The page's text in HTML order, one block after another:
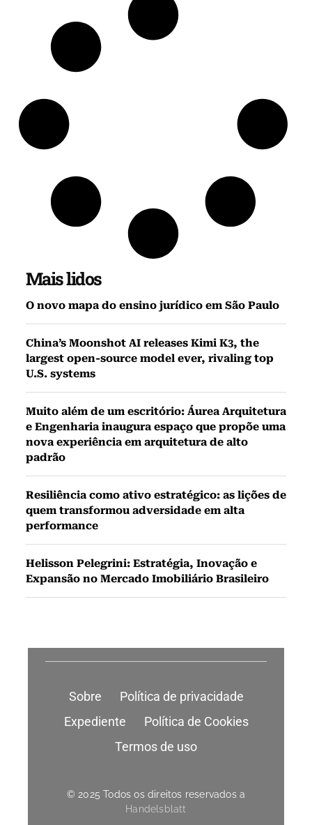
Mais lidos
O novo mapa do ensino jurídico em São Paulo
China’s Moonshot AI releases Kimi K3, the
largest open-source model ever, rivaling top
U.S. systems
Muito além de um escritório: Áurea Arquitetura
e Engenharia inaugura espaço que propõe uma
nova experiência em arquitetura de alto
padrão
Resiliência como ativo estratégico: as lições de
quem transformou adversidade em alta
performance
Helisson Pelegrini: Estratégia, Inovação e
Expansão no Mercado Imobiliário Brasileiro
Sobre
Política de privacidade
Expediente
Política de Cookies
Termos de uso
© 2025 Todos os direitos reservados a
Handelsblatt